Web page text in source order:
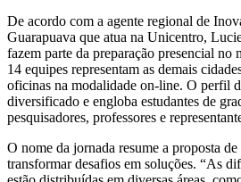
De acordo com a agente regional de
Guarapuava que atua na Unicentro,
fazem parte da preparação presencial no
14 equipes representam as demais
oficinas na modalidade on-line. O perfil
diversificado e engloba estudantes de
pesquisadores, professores e
O nome da jornada resume a proposta
transformar desafios em soluções. “As